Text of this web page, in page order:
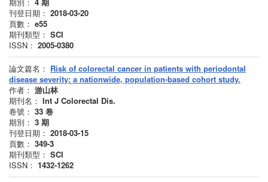
刊登日期： 2018-03-20
頁數： e55
期刊類型： SCI
ISSN： 2005-0380
論文篇名： Risk of colorectal cancer in patients with periodontal
disease severity: a nationwide, population-based cohort study.
作者： 游山林
期刊名： Int J Colorectal Dis.
卷號： 33 卷
期別： 3 期
刊登日期： 2018-03-15
頁數： 349-3
期刊類型： SCI
ISSN： 1432-1262